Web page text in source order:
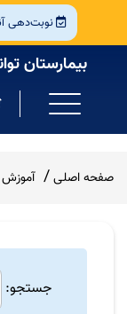
نوبت‌دهی
بیمارستان
صفحه اصلی آموزش
جستجو: